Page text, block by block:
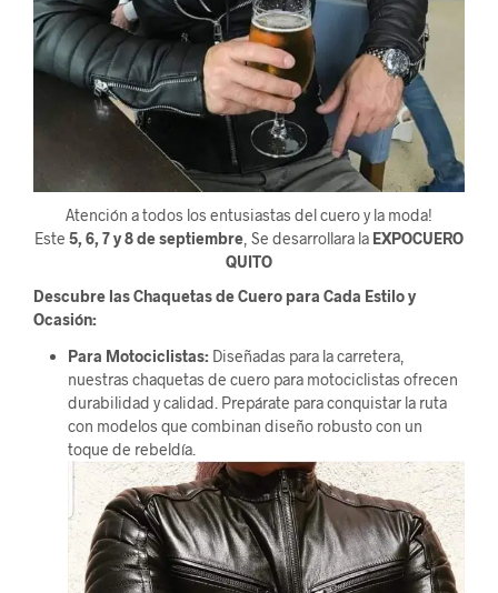
Atención a todos los entusiastas del cuero y la moda!
Este 5, 6, 7 y 8 de septiembre , Se desarrollara la EXPOCUERO
QUITO
Descubre las Chaquetas de Cuero para Cada Estilo y
Ocasión:
Para Motociclistas:Diseñadas para la carretera,
nuestras chaquetas de cuero para motociclistas ofrecen
durabilidad y calidad. Prepárate para conquistar la ruta
con modelos que combinan diseño robusto con un
toque de rebeldía.